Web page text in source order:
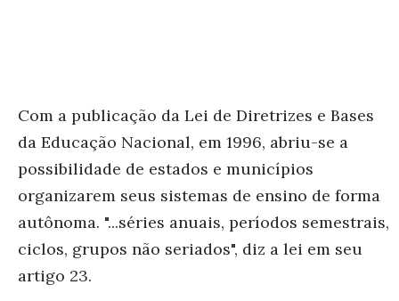
Com a publicação da Lei de Diretrizes e Bases
da Educação Nacional, em 1996, abriu-se a
possibilidade de estados e municípios
organizarem seus sistemas de ensino de forma
autônoma. "...séries anuais, períodos semestrais,
ciclos, grupos não seriados", diz a lei em seu
artigo 23.